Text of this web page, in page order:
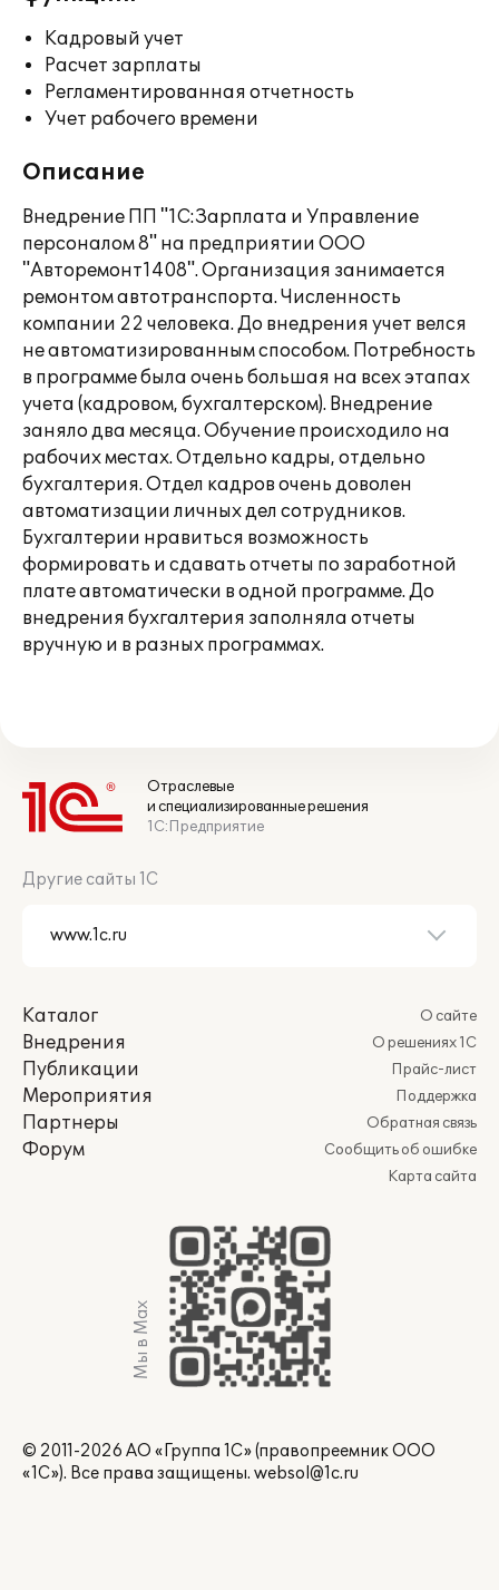
Кадровый учет
Расчет зарплаты
Регламентированная отчетность
Учет рабочего времени
Описание
Внедрение ПП "1С:Зарплата и Управление
персоналом 8" на предприятии ООО
"Авторемонт1408". Организация занимается
ремонтом автотранспорта. Численность
компании 22 человека. До внедрения учет велся
не автоматизированным способом. Потребность
в программе была очень большая на всех этапах
учета (кадровом, бухгалтерском). Внедрение
заняло два месяца. Обучение происходило на
рабочих местах. Отдельно кадры, отдельно
бухгалтерия. Отдел кадров очень доволен
автоматизации личных дел сотрудников.
Бухгалтерии нравиться возможность
формировать и сдавать отчеты по заработной
плате автоматически в одной программе. До
внедрения бухгалтерия заполняла отчеты
вручную и в разных программах.
Отраслевые
и специализированные решения
1С:Предприятие
Другие сайты 1С
Каталог
Внедрения
Публикации
Мероприятия
Партнеры
Форум
О сайте
О решениях 1С
Прайс-лист
Поддержка
Обратная связь
Сообщить об ошибке
Карта сайта
Мы в Max
© 2011-2026 АО «Группа 1С» (правопреемник ООО
«1С»). Все права защищены. websol@1c.ru